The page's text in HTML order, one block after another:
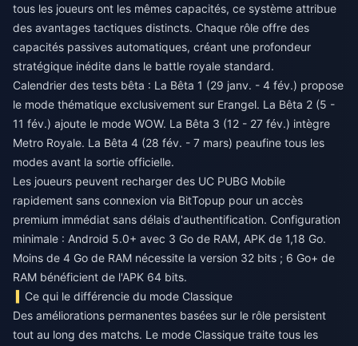
tous les joueurs ont les mêmes capacités, ce système attribue
des avantages tactiques distincts. Chaque rôle offre des
capacités passives automatiques, créant une profondeur
stratégique inédite dans le battle royale standard.
Calendrier des tests bêta : La Bêta 1 (29 janv. - 4 fév.) propose
le mode thématique exclusivement sur Erangel. La Bêta 2 (5 -
11 fév.) ajoute le mode WOW. La Bêta 3 (12 - 27 fév.) intègre
Metro Royale. La Bêta 4 (28 fév. - 7 mars) peaufine tous les
modes avant la sortie officielle.
Les joueurs peuvent recharger des UC PUBG Mobile
rapidement sans connexion via BitTopup pour un accès
premium immédiat sans délais d'authentification. Configuration
minimale : Android 5.0+ avec 3 Go de RAM, APK de 1,18 Go.
Moins de 4 Go de RAM nécessite la version 32 bits ; 6 Go+ de
RAM bénéficient de l'APK 64 bits.
Ce qui le différencie du mode Classique
Des améliorations permanentes basées sur le rôle persistent
tout au long des matchs. Le mode Classique traite tous les